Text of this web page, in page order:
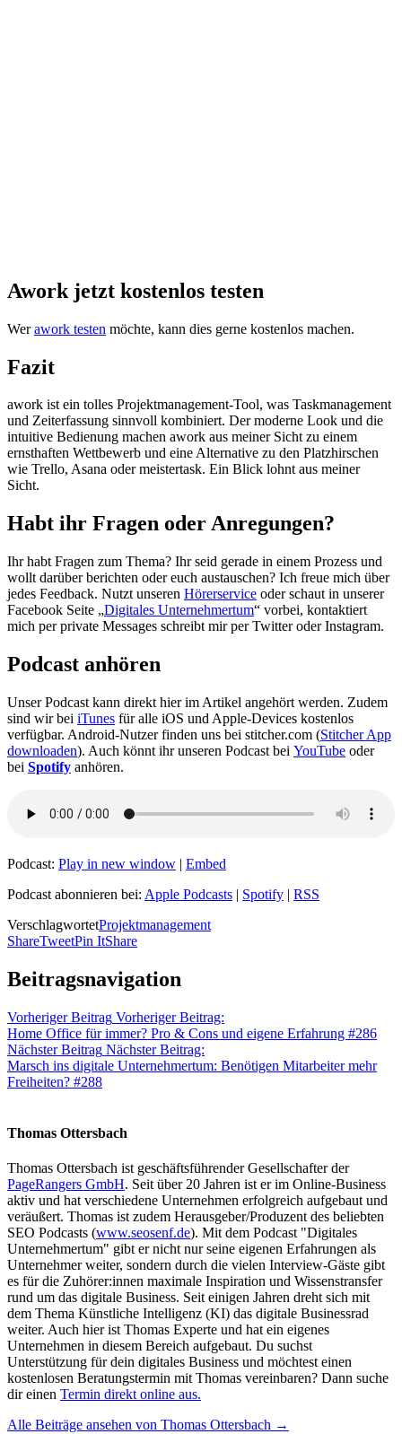
Awork jetzt kostenlos testen
Werawork testen möchte, kann dies gerne kostenlos machen.
Fazit
awork ist ein tolles Projektmanagement-Tool, was Taskmanagement
und Zeiterfassung sinnvoll kombiniert. Der moderne Look und die
intuitive Bedienung machen awork aus meiner Sicht zu einem
ernsthaften Wettbewerb und eine Alternative zu den Platzhirschen
wie Trello, Asana oder meistertask. Ein Blick lohnt aus meiner
Sicht.
Habt ihr Fragen oder Anregungen?
Ihr habt Fragen zum Thema? Ihr seid gerade in einem Prozess und
wollt darüber berichten oder euch austauschen? Ich freue mich über
jedes Feedback. Nutzt unseren Hörerservice oder schaut in unserer
Facebook Seite „Digitales Unternehmertum“ vorbei, kontaktiert
mich per private Messages schreibt mir per Twitter oder Instagram.
Podcast anhören
Unser Podcast kann direkt hier im Artikel angehört werden. Zudem
sind wir bei iTunes für alle iOS und Apple-Devices kostenlos
verfügbar. Android-Nutzer finden uns bei stitcher.com (Stitcher App
downloaden). Auch könnt ihr unseren Podcast bei YouTube oder
bei Spotify anhören.
Podcast: Play in new window | Embed
Podcast abonnieren bei: Apple Podcasts | Spotify | RSS
VerschlagwortetProjektmanagement
ShareTweetPin ItShare
Beitragsnavigation
Vorheriger Beitrag Vorheriger Beitrag:
Home Office für immer? Pro & Cons und eigene Erfahrung #286
Nächster Beitrag Nächster Beitrag:
Marsch ins digitale Unternehmertum: Benötigen Mitarbeiter mehr
Freiheiten? #288
Thomas Ottersbach
Thomas Ottersbach ist geschäftsführender Gesellschafter der
PageRangers GmbH. Seit über 20 Jahren ist er im Online-Business
aktiv und hat verschiedene Unternehmen erfolgreich aufgebaut und
veräußert. Thomas ist zudem Herausgeber/Produzent des beliebten
SEO Podcasts (www.seosenf.de). Mit dem Podcast "Digitales
Unternehmertum" gibt er nicht nur seine eigenen Erfahrungen als
Unternehmer weiter, sondern durch die vielen Interview-Gäste gibt
es für die Zuhörer:innen maximale Inspiration und Wissenstransfer
rund um das digitale Business. Seit einigen Jahren dreht sich mit
dem Thema Künstliche Intelligenz (KI) das digitale Businessrad
weiter. Auch hier ist Thomas Experte und hat ein eigenes
Unternehmen in diesem Bereich aufgebaut. Du suchst
Unterstützung für dein digitales Business und möchtest einen
kostenlosen Beratungstermin mit Thomas vereinbaren? Dann suche
dir einen Termin direkt online aus.
Alle Beiträge ansehen von Thomas Ottersbach →